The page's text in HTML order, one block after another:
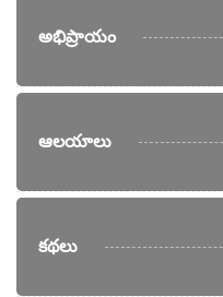
అభిప్రాయం
ఆలయాలు
కథలు